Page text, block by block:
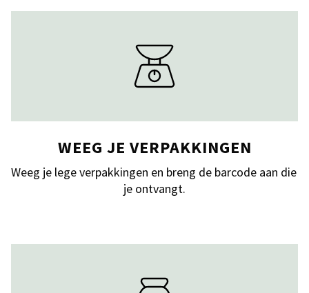
WEEG JE VERPAKKINGEN
Weeg je lege verpakkingen en breng de barcode aan die
je ontvangt.